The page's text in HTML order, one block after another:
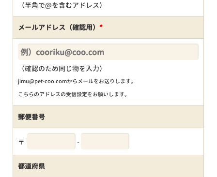
（半角で@を含むアドレス）
メールアドレス（確認用） *
（確認のため同じ物を入力）
jimu@pet-coo.comからメールをお送りします。
こちらのアドレスの受信設定をお願いします。
郵便番号
〒 -
都道府県